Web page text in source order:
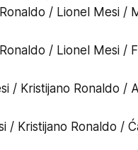
/ Lionel Mesi /
/ Lionel Mesi /
/ Kristijano Ronaldo /
/ Kristijano Ronaldo /